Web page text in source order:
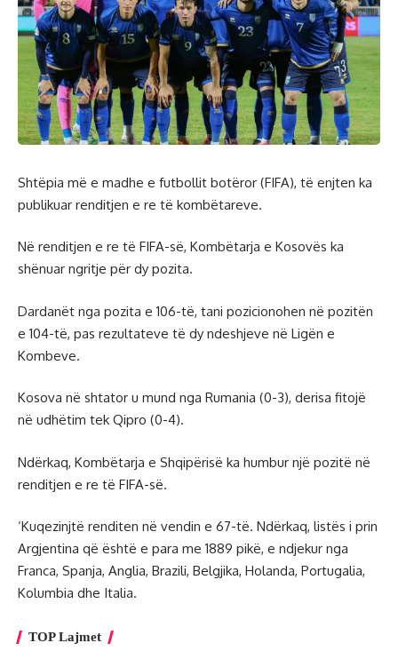
Shtëpia më e madhe e futbollit botëror (FIFA), të enjten ka
publikuar renditjen e re të kombëtareve.
Në renditjen e re të FIFA-së, Kombëtarja e Kosovës ka
shënuar ngritje për dy pozita.
Dardanët nga pozita e 106-të, tani pozicionohen në pozitën
e 104-të, pas rezultateve të dy ndeshjeve në Ligën e
Kombeve.
Kosova në shtator u mund nga Rumania (0-3), derisa fitojë
në udhëtim tek Qipro (0-4).
Ndërkaq, Kombëtarja e Shqipërisë ka humbur një pozitë në
renditjen e re të FIFA-së.
‘Kuqezinjtë renditen në vendin e 67-të. Ndërkaq, listës i prin
Argjentina që është e para me 1889 pikë, e ndjekur nga
Franca, Spanja, Anglia, Brazili, Belgjika, Holanda, Portugalia,
Kolumbia dhe Italia.
TOP Lajmet